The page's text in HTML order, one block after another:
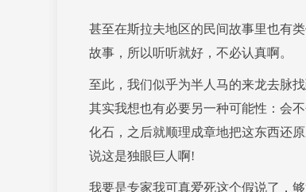
甚至在斯拉夫地区的民间故事里也有
故事，所以听听就好，不必认真啊。
至此，我们似乎为半人马的来龙去脉
其实我想也有必要另一种可能性：会
化石，之后就顺理成章地把这东西还
说这是独眼巨人啊!
我要是专家我可真爱死这个假说了，